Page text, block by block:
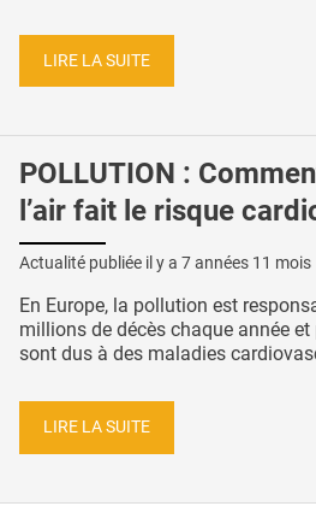
LIRE LA SUITE
POLLUTION :
l’air fait le risque
Actualité publiée il y a 7 années 11 mois
En Europe, la pollution est
millions de décès chaque année et
sont dus à des maladies
LIRE LA SUITE